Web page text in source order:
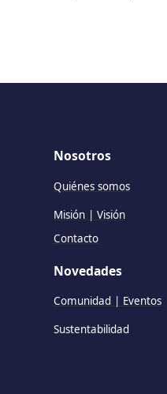
Nosotros
Quiénes somos
Misión | Visión
Contacto
Novedades
Comunidad | Eventos
Sustentabilidad